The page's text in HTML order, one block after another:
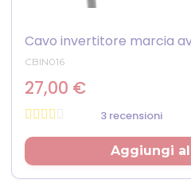
Cavo invertitore marcia
CBIN016
27,00 €
3 recensioni
Prezzo
Aggiungi